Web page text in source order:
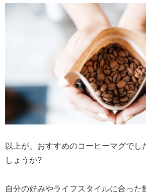
以上が、おすすめのコーヒーマグでし
しょうか?
自分の好みやライフスタイルに合った